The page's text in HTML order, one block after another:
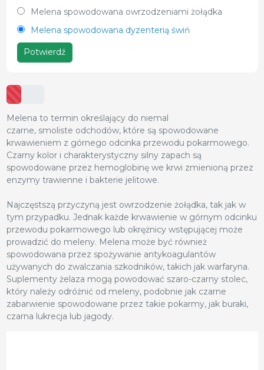
Melena spowodowana owrzodzeniami żołądka
Melena spowodowana dyzenterią świń
Potwierdź
Melena to termin określający do niemal
czarne, smoliste odchodów, które są spowodowane
krwawieniem z górnego odcinka przewodu pokarmowego.
Czarny kolor i charakterystyczny silny zapach są
spowodowane przez hemoglobinę we krwi zmienioną przez
enzymy trawienne i bakterie jelitowe.
Najczęstszą przyczyną jest owrzodzenie żołądka, tak jak w
tym przypadku. Jednak każde krwawienie w górnym odcinku
przewodu pokarmowego lub okrężnicy wstępującej może
prowadzić do meleny. Melena może być również
spowodowana przez spożywanie antykoagulantów
używanych do zwalczania szkodników, takich jak warfaryna.
Suplementy żelaza mogą powodować szaro-czarny stolec,
który należy odróżnić od meleny, podobnie jak czarne
zabarwienie spowodowane przez takie pokarmy, jak buraki,
czarna lukrecja lub jagody.